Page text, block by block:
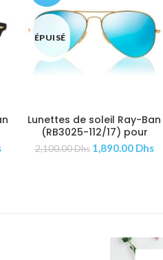
ÉPUISÉ
AJOUTER AU PANIER
Lunettes de soleil Ray-Ban
(RB3025-112/17) pour
Femmes | Hommes
2,100.00Dhs 1,890.00 Dhs